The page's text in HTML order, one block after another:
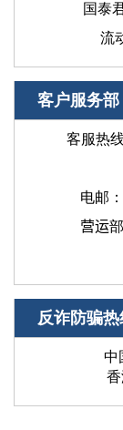
国泰
流
客户服务部
客服热
电邮：
营运
反诈防骗热
中